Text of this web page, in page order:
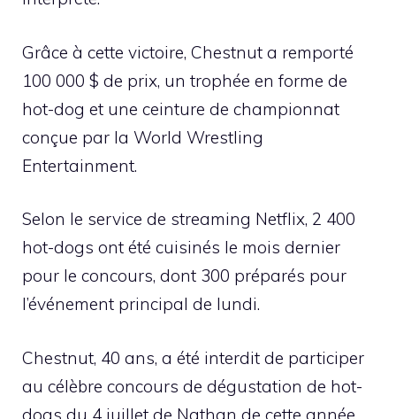
Grâce à cette victoire, Chestnut a remporté
100 000 $ de prix, un trophée en forme de
hot-dog et une ceinture de championnat
conçue par la World Wrestling
Entertainment.
Selon le service de streaming Netflix, 2 400
hot-dogs ont été cuisinés le mois dernier
pour le concours, dont 300 préparés pour
l’événement principal de lundi.
Chestnut, 40 ans, a été interdit de participer
au célèbre concours de dégustation de hot-
dogs du 4 juillet de Nathan de cette année